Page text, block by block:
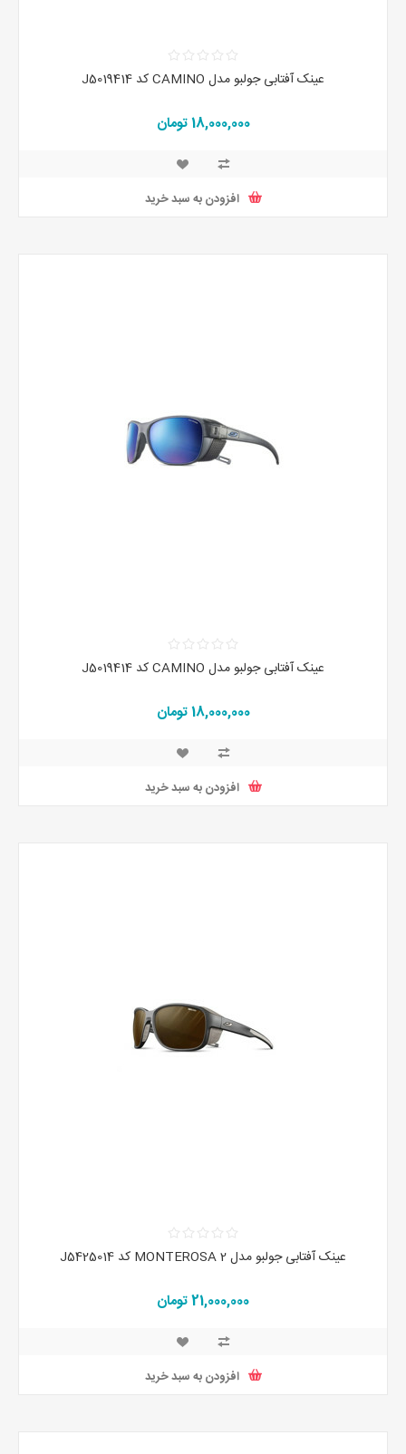
عینک آفتابی جولبو مدل CAMINO کد J5019414
18,000,000 تومان
افزودن به سبد خرید
عینک آفتابی جولبو مدل CAMINO کد J5019414
18,000,000 تومان
افزودن به سبد خرید
عینک آفتابی جولبو مدل MONTEROSA 2 کد J5425014
21,000,000 تومان
افزودن به سبد خرید